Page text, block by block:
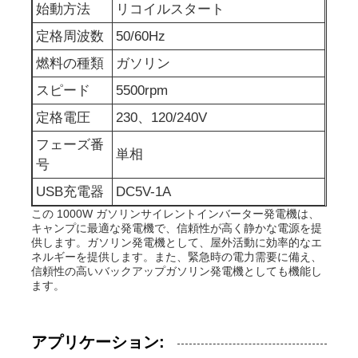
発電機のディーゼル機関
排水水ポンプ
始動方法
リコイルスタート
定格周波数
50/60Hz
燃料の種類
ガソリン
スピード
5500rpm
定格電圧
230、120/240V
フェーズ番
号
単相
USB充電器 DC5V-1A
この 1000W ガソリンサイレントインバーター発電機は、
キャンプに最適な発電機で、信頼性が高く静かな電源を提
供します。ガソリン発電機として、屋外活動に効率的なエ
ネルギーを提供します。また、緊急時の電力需要に備え、
信頼性の高いバックアップガソリン発電機としても機能し
ます。
アプリケーション: